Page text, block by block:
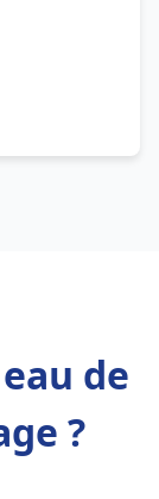
de
?